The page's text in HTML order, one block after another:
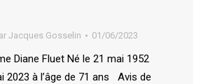
Jacques Gosselin 01/06/2023
Diane Fluet Né le 21 mai 1952
2023 à l’âge de 71 ans Avis de